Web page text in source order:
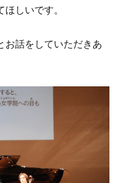
しいです。
話をしていただきあ